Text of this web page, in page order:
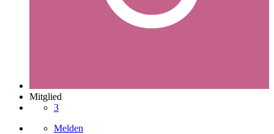
Mitglied
3
Melden